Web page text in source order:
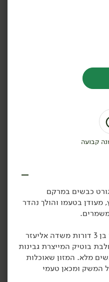
'חוות הבופאלו'
750 גרם
הוספה לסל
קבועה
5% שומן – יוגורט כבשים במרקם
מעודן בטעמו והולך נהדר
משק שוורץ הוא עסק משפחתי בן 3 דורות משדה אליעזר
בוטיק המייצרת גבינות
מלא. המזון שאוכלות
המשק ומכאן טעמי